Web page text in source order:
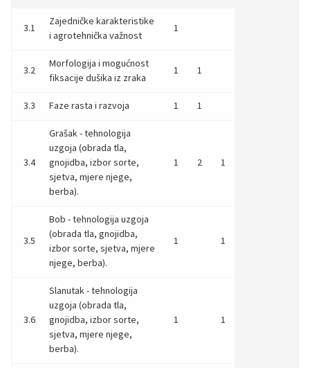
3.1
Zajedničke karakteristike
i agrotehnička važnost
1
3.2
Morfologija i mogućnost
fiksacije dušika iz zraka
1 1
3.3 Faze rasta i razvoja 1 1
3.4
Grašak - tehnologija
uzgoja (obrada tla,
gnojidba, izbor sorte,
sjetva, mjere njege,
berba).
1 2 1
3.5
Bob - tehnologija uzgoja
(obrada tla, gnojidba,
izbor sorte, sjetva, mjere
njege, berba).
1 1
3.6
Slanutak - tehnologija
uzgoja (obrada tla,
gnojidba, izbor sorte,
sjetva, mjere njege,
berba).
1 1